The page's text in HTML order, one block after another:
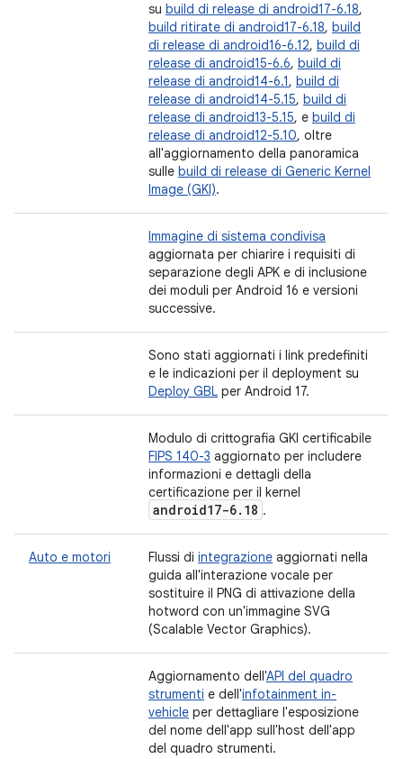
su build di release di android17-6.18,
build ritirate di android17-6.18, build
di release di android16-6.12, build di
release di android15-6.6, build di
release di android14-6.1, build di
release di android14-5.15, build di
release di android13-5.15, e build di
release di android12-5.10, oltre
all'aggiornamento della panoramica
sulle build di release di Generic Kernel
Image (GKI).
Immagine di sistema condivisa
aggiornata per chiarire i requisiti di
separazione degli APK e di inclusione
dei moduli per Android 16 e versioni
successive.
Sono stati aggiornati i link predefiniti
e le indicazioni per il deployment su
Deploy GBL per Android 17.
Modulo di crittografia GKI certificabile
FIPS 140-3 aggiornato per includere
informazioni e dettagli della
certificazione per il kernel
android17-6. 18 .
Auto e motori Flussi di integrazione aggiornati nella
guida all'interazione vocale per
sostituire il PNG di attivazione della
hotword con un'immagine SVG
(Scalable Vector Graphics).
Aggiornamento dell'API del quadro
strumenti e dell'infotainment in-
vehicle per dettagliare l'esposizione
del nome dell'app sull'host dell'app
del quadro strumenti.